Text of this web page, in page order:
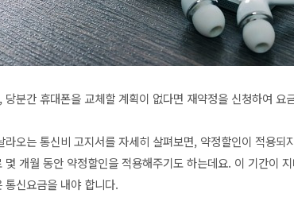
당분간 휴대폰을 교체할계획이 없다면 재약정을 신청하여 요
라오는 통신비 고지서를 자세히 살펴보면, 약정할인이 적용되
개월 동안 약정할인을 적용해주기도 하는데요. 이 기간이
통신요금을 내야 합니다.